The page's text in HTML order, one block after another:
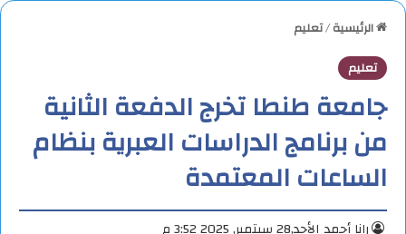
الرئيسية/تعليم
تعليم
جامعة طنطا تخرج الدفعة الثانية
من برنامج الدراسات العبرية بنظام
الساعات المعتمدة